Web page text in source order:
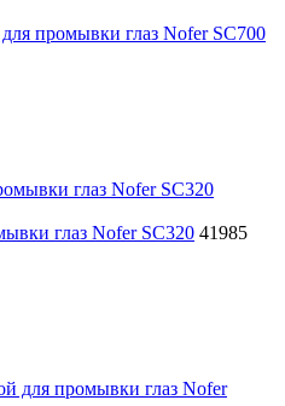
промывки глаз Nofer SC700
глаз Nofer SC320 41985